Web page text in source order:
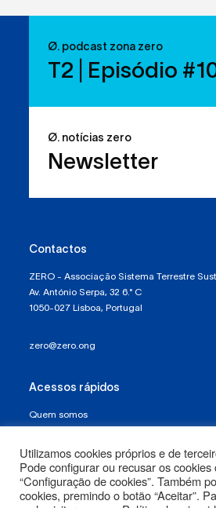
Ø. podcast zona zero
T2 | Episódio #10
sabemos usá-
Ø. notícias zero
Newsletter
Contactos
ZERO - Associação Sistema Terrestre
Av. António Serpa, 32 6.° C
1050-027 Lisboa, Portugal
zero@zero.ong
Acessos rápidos
Quem somos
Termos e Condições
Utilizamos cookies próprios e de
Pode configurar ou recusar os cookies
“Configuração de cookies”. Também
cookies, premindo o botão “Aceitar”.